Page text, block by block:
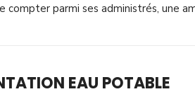
compter parmi ses administrés, une
EAU POTABLE